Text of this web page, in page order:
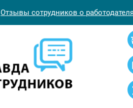
Отзывы сотрудников о